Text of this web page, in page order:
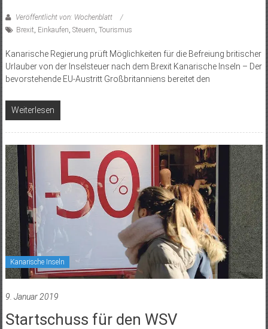
Veröffentlicht von: Wochenblatt
Brexit, Einkaufen, Steuern, Tourismus
Kanarische Regierung prüft Möglichkeiten für die Befreiung britischer
Urlauber von der Inselsteuer nach dem Brexit Kanarische Inseln – Der
bevorstehende EU-Austritt Großbritanniens bereitet den
Weiterlesen
Kanarische Inseln
9. Januar 2019
Startschuss für den WSV